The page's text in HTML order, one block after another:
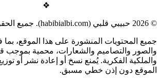
❖
©
2026 حبيبي قلبي (habibialbi.com). جميع الحقوق محفوظة.
جميع المحتويات المنشورة على هذا الموقع،
والصور والتصاميم والشعارات، محمية بموجب
والملكية الفكرية. يُمنع نسخ أو إعادة نشر أو
الموقع دون إذن خطي مسبق.